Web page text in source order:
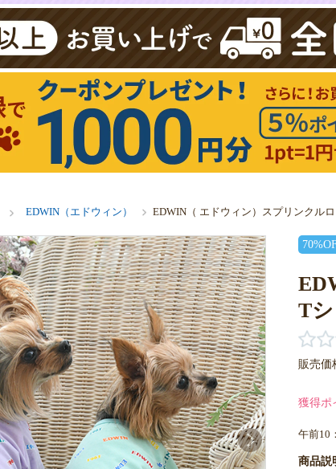
EDWIN（エドウィン） EDWIN（ エドウィン）スプリンクル
T
販売価
獲得ポ
午前10
商品説